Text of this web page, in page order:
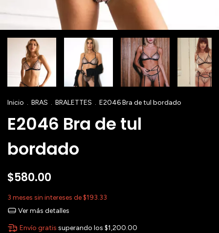
Inicio . BRAS . BRALETTES . E2046 Bra de tul bordado
E2046 Bra de tul
bordado
$580.00
3 meses sin intereses de$193.33
Ver más detalles
Envío gratis superando los$1,200.00